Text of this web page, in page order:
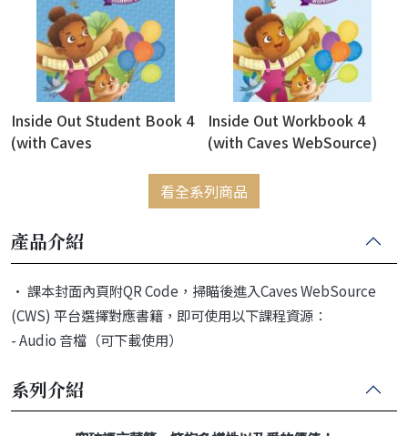
Inside Out Student Book 4
(with Caves
Inside Out Workbook 4
(with Caves WebSource)
看全系列商品
產品介紹
• 課本封面內頁附QR Code，掃瞄後進入Caves WebSource
(CWS) 平台選擇對應書籍，即可使用以下課程資源：
- Audio 音檔（可下載使用）
系列介紹